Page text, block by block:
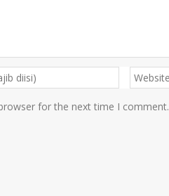
for the next time I comment.